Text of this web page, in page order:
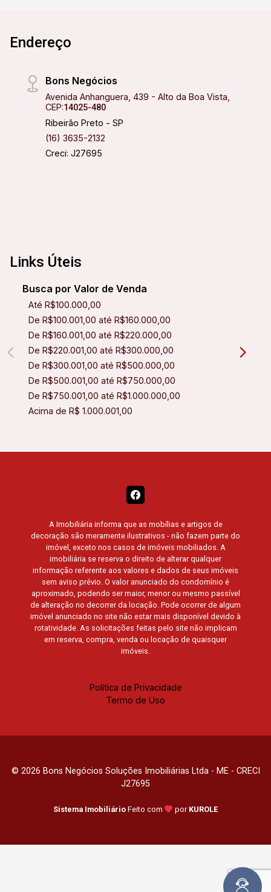
Endereço
Bons Negócios
Avenida Anhanguera, 439 - Alto da Boa Vista,
CEP:14025-480
Ribeirão Preto - SP
(16) 3635-2132
Creci: J27695
Links Úteis
Busca por Valor de Venda
Até R$100.000,00
De R$100.001,00 até R$160.000,00
De R$160.001,00 até R$220.000,00
De R$220.001,00 até R$300.000,00
De R$300.001,00 até R$500.000,00
De R$500.001,00 até R$750.000,00
De R$750.001,00 até R$1.000.000,00
Acima de R$ 1.000.001,00
A Imobiliária informa que as mobílias e artigos de
decoração são meramente ilustrativos - não fazem parte do
imóvel, exceto nos casos de imóveis mobiliados. A
imobiliária se reserva o direito de alterar qualquer
informação referente aos valores e dados de seus imóveis
sem aviso prévio. O valor anunciado do condomínio é
aproximado, podendo ser maior, menor ou mesmo passível
de alteração no decorrer da locação. Pode ocorrer de algum
imóvel anunciado no site não estar mais disponível devido à
rotatividade. As solicitações feitas pelo site não implicam
em reserva, compra, venda ou locação de quaisquer
imóveis.
Política de Privacidade
Termo de Uso
© 2026 Bons Negócios Soluções Imobiliárias Ltda - ME - CRECI
J27695
Sistema Imobiliário Feito com por KUROLE